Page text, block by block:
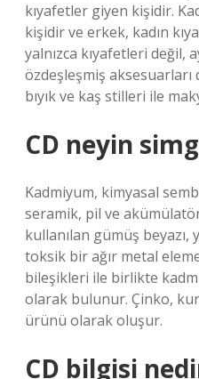
kıyafetler giyen kişidir.
kişidir ve erkek, kadın
yalnızca kıyafetleri değil,
özdeşleşmiş aksesuarları
bıyık ve kaş stilleri ile
CD neyin
Kadmiyum, kimyasal
seramik, pil ve
kullanılan gümüş
toksik bir ağır metal
bileşikleri ile birlikte
olarak bulunur. Çinko,
ürünü olarak oluşur.
CD bilgisi